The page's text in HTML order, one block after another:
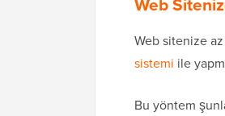
Web sitenize
sistemi ile
Bu yöntem